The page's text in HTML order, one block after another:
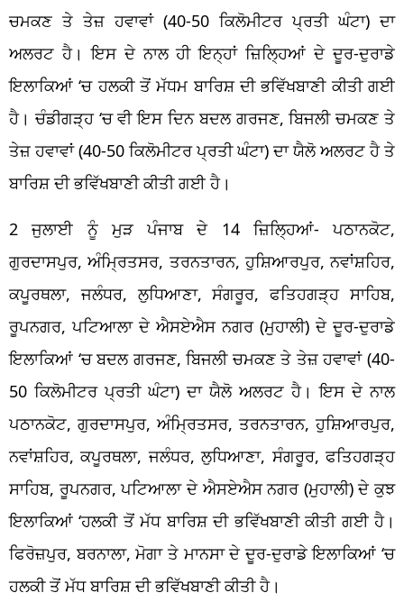
ਚਮਕਣ ਤੇ ਤੇਜ਼ ਹਵਾਵਾਂ (40-50 ਕਿਲੋਮੀਟਰ ਪ੍ਰਤੀ ਘੰਟਾ) ਦਾ
ਅਲਰਟ ਹੈ। ਇਸ ਦੇ ਨਾਲ ਹੀ ਇਨ੍ਹਾਂ ਜ਼ਿਲ੍ਹਿਆਂ ਦੇ ਦੂਰ-ਦੁਰਾਡੇ
ਇਲਾਕਿਆਂ ‘ਚ ਹਲਕੀ ਤੋਂ ਮੱਧਮ ਬਾਰਿਸ਼ ਦੀ ਭਵਿੱਖਬਾਣੀ ਕੀਤੀ ਗਈ
ਹੈ। ਚੰਡੀਗੜ੍ਹ ‘ਚ ਵੀ ਇਸ ਦਿਨ ਬਦਲ ਗਰਜਣ, ਬਿਜਲੀ ਚਮਕਣ ਤੇ
ਤੇਜ਼ ਹਵਾਵਾਂ (40-50 ਕਿਲੋਮੀਟਰ ਪ੍ਰਤੀ ਘੰਟਾ) ਦਾ ਯੈਲੋ ਅਲਰਟ ਹੈ ਤੇ
ਬਾਰਿਸ਼ ਦੀ ਭਵਿੱਖਬਾਣੀ ਕੀਤੀ ਗਈ ਹੈ।
2 ਜੁਲਾਈ ਨੂੰ ਮੁੜ ਪੰਜਾਬ ਦੇ 14 ਜ਼ਿਲ੍ਹਿਆਂ- ਪਠਾਨਕੋਟ,
ਗੁਰਦਾਸਪੁਰ, ਅੰਮ੍ਰਿਤਸਰ, ਤਰਨਤਾਰਨ, ਹੁਸ਼ਿਆਰਪੁਰ, ਨਵਾਂਸ਼ਹਿਰ,
ਕਪੂਰਥਲਾ, ਜਲੰਧਰ, ਲੁਧਿਆਣਾ, ਸੰਗਰੂਰ, ਫਤਿਹਗੜ੍ਹ ਸਾਹਿਬ,
ਰੂਪਨਗਰ, ਪਟਿਆਲਾ ਦੇ ਐਸਏਐਸ ਨਗਰ (ਮੁਹਾਲੀ) ਦੇ ਦੂਰ-ਦੁਰਾਡੇ
ਇਲਾਕਿਆਂ ‘ਚ ਬਦਲ ਗਰਜਣ, ਬਿਜਲੀ ਚਮਕਣ ਤੇ ਤੇਜ਼ ਹਵਾਵਾਂ (40-
50 ਕਿਲੋਮੀਟਰ ਪ੍ਰਤੀ ਘੰਟਾ) ਦਾ ਯੈਲੋ ਅਲਰਟ ਹੈ। ਇਸ ਦੇ ਨਾਲ
ਪਠਾਨਕੋਟ, ਗੁਰਦਾਸਪੁਰ, ਅੰਮ੍ਰਿਤਸਰ, ਤਰਨਤਾਰਨ, ਹੁਸ਼ਿਆਰਪੁਰ,
ਨਵਾਂਸ਼ਹਿਰ, ਕਪੂਰਥਲਾ, ਜਲੰਧਰ, ਲੁਧਿਆਣਾ, ਸੰਗਰੂਰ, ਫਤਿਹਗੜ੍ਹ
ਸਾਹਿਬ, ਰੂਪਨਗਰ, ਪਟਿਆਲਾ ਦੇ ਐਸਏਐਸ ਨਗਰ (ਮੁਹਾਲੀ) ਦੇ ਕੁਝ
ਇਲਾਕਿਆਂ ‘ਹਲਕੀ ਤੋਂ ਮੱਧ ਬਾਰਿਸ਼ ਦੀ ਭਵਿੱਖਬਾਣੀ ਕੀਤੀ ਗਈ ਹੈ।
ਫਿਰੋਜ਼ਪੁਰ, ਬਰਨਾਲਾ, ਮੋਗਾ ਤੇ ਮਾਨਸਾ ਦੇ ਦੂਰ-ਦੁਰਾਡੇ ਇਲਾਕਿਆਂ ‘ਚ
ਹਲਕੀ ਤੋਂ ਮੱਧ ਬਾਰਿਸ਼ ਦੀ ਭਵਿੱਖਬਾਣੀ ਕੀਤੀ ਹੈ।